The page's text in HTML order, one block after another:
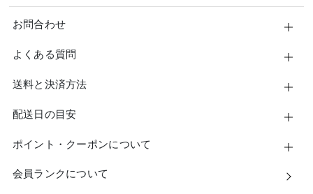
お問合わせ
よくある質問
送料と決済方法
配送日の目安
ポイント・クーポンについて
会員ランクについて